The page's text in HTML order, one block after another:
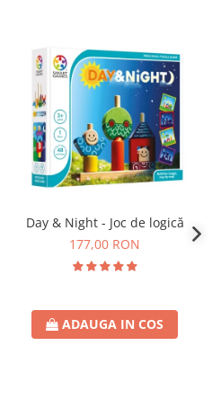
Day & Night - Joc de logică
177,00 RON
ADAUGA IN COS